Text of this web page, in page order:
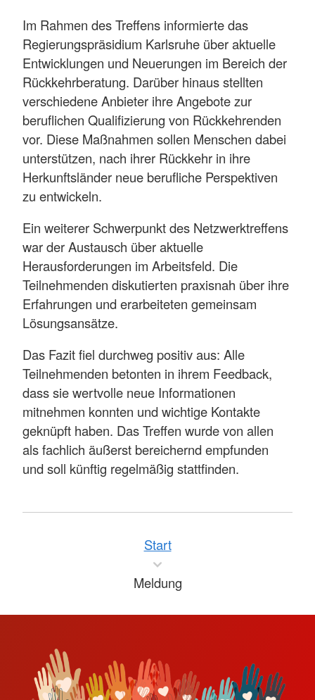
Im Rahmen des Treffens informierte das
Regierungspräsidium Karlsruhe über aktuelle
Entwicklungen und Neuerungen im Bereich der
Rückkehrberatung. Darüber hinaus stellten
verschiedene Anbieter ihre Angebote zur
beruflichen Qualifizierung von Rückkehrenden
vor. Diese Maßnahmen sollen Menschen dabei
unterstützen, nach ihrer Rückkehr in ihre
Herkunftsländer neue berufliche Perspektiven
zu entwickeln.
Ein weiterer Schwerpunkt des Netzwerktreffens
war der Austausch über aktuelle
Herausforderungen im Arbeitsfeld. Die
Teilnehmenden diskutierten praxisnah über ihre
Erfahrungen und erarbeiteten gemeinsam
Lösungsansätze.
Das Fazit fiel durchweg positiv aus: Alle
Teilnehmenden betonten in ihrem Feedback,
dass sie wertvolle neue Informationen
mitnehmen konnten und wichtige Kontakte
geknüpft haben. Das Treffen wurde von allen
als fachlich äußerst bereichernd empfunden
und soll künftig regelmäßig stattfinden.
Start
Meldung